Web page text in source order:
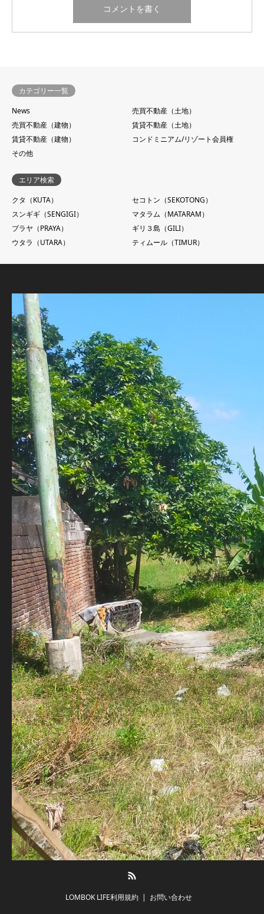
カテゴリー一覧
News
売買不動産（土地）
売買不動産（建物）
賃貸不動産（土地）
賃貸不動産（建物）
コンドミニアム/リゾート会員権
その他
エリア検索
クタ（KUTA）
セコトン（SEKOTONG）
スンギギ（SENGIGI）
マタラム（MATARAM）
プラヤ（PRAYA）
ギリ３島（GILI）
ウタラ（UTARA）
ティムール（TIMUR）
LOMBOK LIFE利用規約 お問い合わせ